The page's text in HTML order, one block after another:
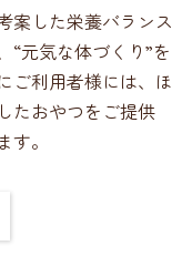
案した栄養バランス
“元気な体づくり”を
ご利用者様には、ほ
たおやつをご提供
。